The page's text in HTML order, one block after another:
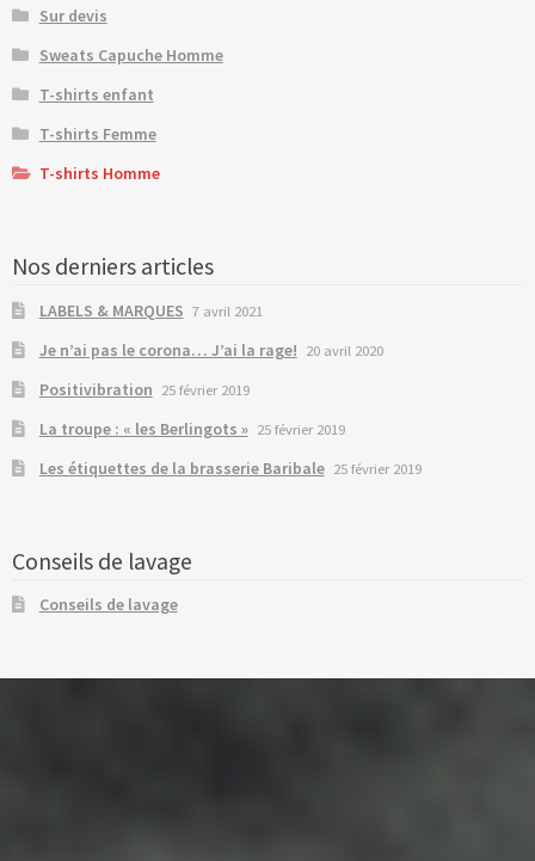
Sur devis
Sweats Capuche Homme
T-shirts enfant
T-shirts Femme
T-shirts Homme
Nos derniers articles
LABELS & MARQUES 7 avril 2021
Je n’ai pas le corona… J’ai la rage! 20 avril 2020
Positivibration 25 février 2019
La troupe : « les Berlingots » 25 février 2019
Les étiquettes de la brasserie Baribale 25 février 2019
Conseils de lavage
Conseils de lavage